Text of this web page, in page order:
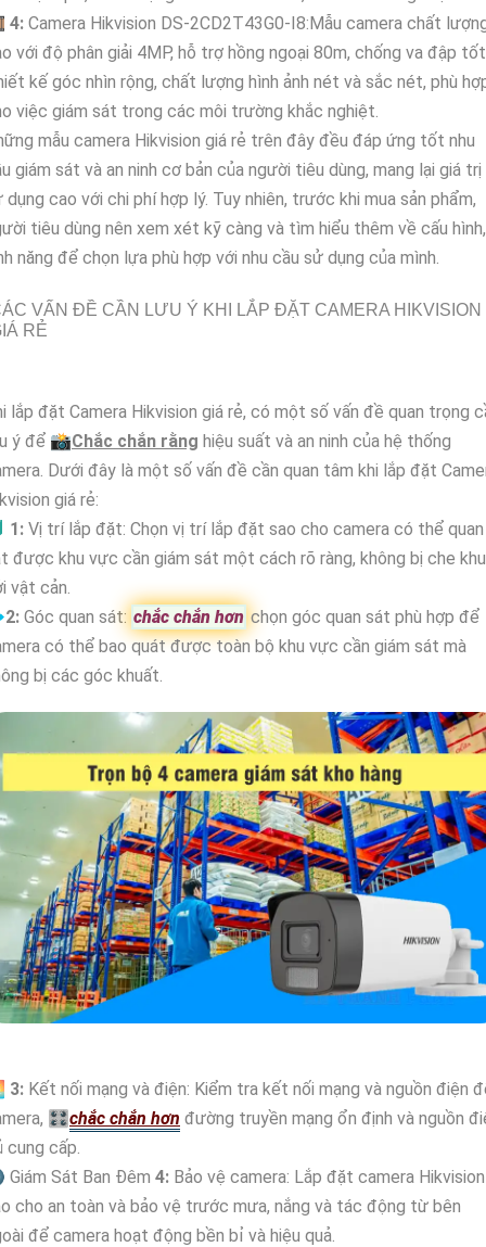
4: Camera Hikvision DS-2CD2T43G0-I8:Mẫu camera chất
với độ phân giải 4MP, hỗ trợ hồng ngoại 80m, chống va đập
kế góc nhìn rộng, chất lượng hình ảnh nét và sắc nét, phù
việc giám sát trong các môi trường khắc nghiệt.
mẫu camera Hikvision giá rẻ trên đây đều đáp ứng tốt nhu
giám sát và an ninh cơ bản của người tiêu dùng, mang lại giá trị
dụng cao với chi phí hợp lý. Tuy nhiên, trước khi mua sản phẩm,
tiêu dùng nên xem xét kỹ càng và tìm hiểu thêm về cấu hình,
năng để chọn lựa phù hợp với nhu cầu sử dụng của mình.
VẤN ĐỀ CẦN LƯU Ý KHI LẮP ĐẶT CAMERA HIKVISION
RẺ
lắp đặt Camera Hikvision giá rẻ, có một số vấn đề quan trọng
ý để 📸Chắc chắn rằng hiệu suất và an ninh của hệ thống
Dưới đây là một số vấn đề cần quan tâm khi lắp đặt
giá rẻ:
1: Vị trí lắp đặt: Chọn vị trí lắp đặt sao cho camera có thể quan
được khu vực cần giám sát một cách rõ ràng, không bị che
vật cản.
2: Góc quan sát: chắc chắn hơn chọn góc quan sát phù hợp để
có thể bao quát được toàn bộ khu vực cần giám sát mà
bị các góc khuất.
3: Kết nối mạng và điện: Kiểm tra kết nối mạng và nguồn điện
🎛chắc chắn hơn đường truyền mạng ổn định và nguồn
cung cấp.
Giám Sát Ban Đêm 4: Bảo vệ camera: Lắp đặt camera Hikvision
cho an toàn và bảo vệ trước mưa, nắng và tác động từ bên
để camera hoạt động bền bỉ và hiệu quả.